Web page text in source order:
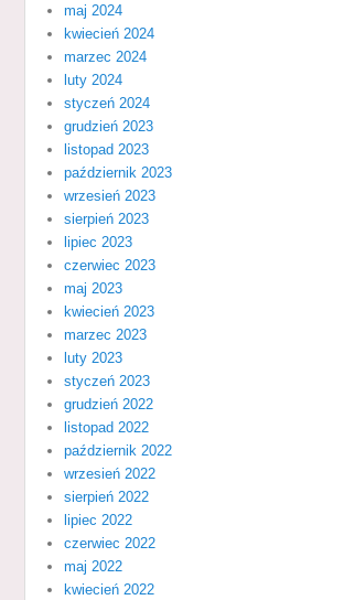
maj 2024
kwiecień 2024
marzec 2024
luty 2024
styczeń 2024
grudzień 2023
listopad 2023
październik 2023
wrzesień 2023
sierpień 2023
lipiec 2023
czerwiec 2023
maj 2023
kwiecień 2023
marzec 2023
luty 2023
styczeń 2023
grudzień 2022
listopad 2022
październik 2022
wrzesień 2022
sierpień 2022
lipiec 2022
czerwiec 2022
maj 2022
kwiecień 2022